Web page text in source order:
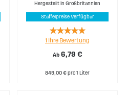
Hergestellt in Großbritannien
Staffelpreise Verfügbar
Ab 6,79 €
Rating:
100%
1 Ihre Bewertung
849,00 € pro 1 Liter